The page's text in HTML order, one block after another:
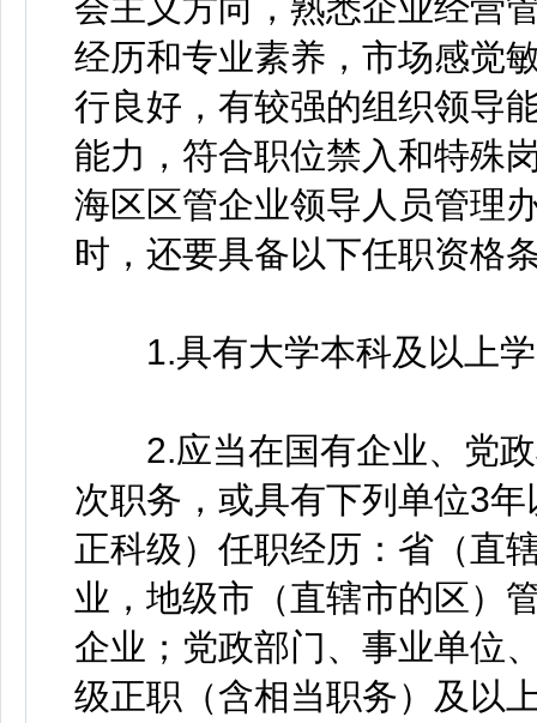
经历和专业素养，市场感觉
行良好，有较强的组织领导
能力，符合职位禁入和特殊
海区区管企业领导人员管理
时，还要具备以下任职资格
1.具有大学本科及以上学
2.应当在国有企业、党政
次职务，或具有下列单位3
正科级）任职经历：省（直
业，地级市（直辖市的区）
企业；党政部门、事业单位
级正职（含相当职务）及以